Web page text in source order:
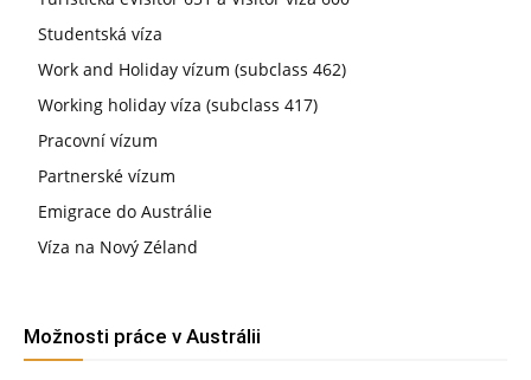
Studentská víza
Work and Holiday vízum (subclass 462)
Working holiday víza (subclass 417)
Pracovní vízum
Partnerské vízum
Emigrace do Austrálie
Víza na Nový Zéland
Možnosti práce v Austrálii